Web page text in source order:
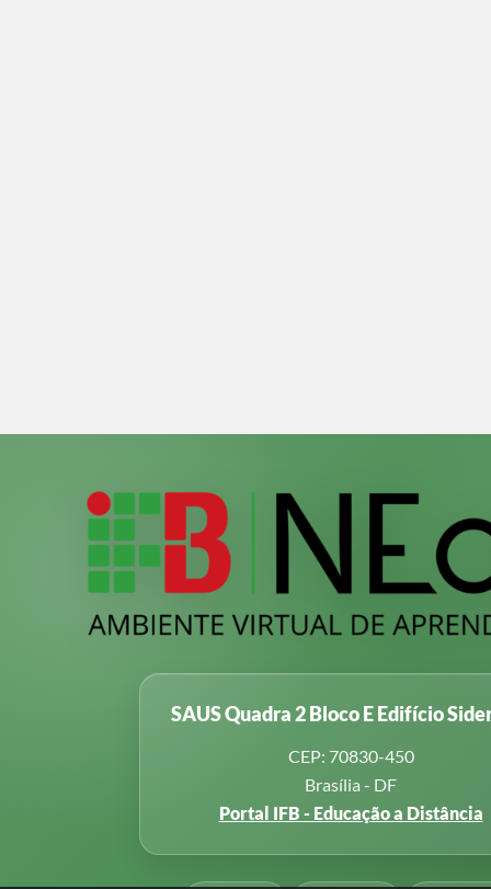
SAUS Quadra 2 Bloco E Edifício
CEP: 70830-450
Brasília - DF
Portal IFB - Educação a Distância